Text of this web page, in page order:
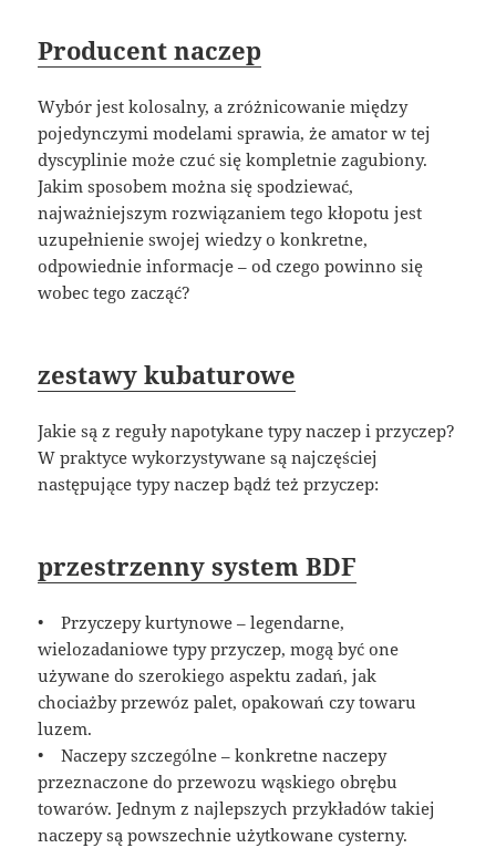
Producent naczep
Wybór jest kolosalny, a zróżnicowanie między
pojedynczymi modelami sprawia, że amator w tej
dyscyplinie może czuć się kompletnie zagubiony.
Jakim sposobem można się spodziewać,
najważniejszym rozwiązaniem tego kłopotu jest
uzupełnienie swojej wiedzy o konkretne,
odpowiednie informacje – od czego powinno się
wobec tego zacząć?
zestawy kubaturowe
Jakie są z reguły napotykane typy naczep i przyczep?
W praktyce wykorzystywane są najczęściej
następujące typy naczep bądź też przyczep:
przestrzenny system BDF
• Przyczepy kurtynowe – legendarne,
wielozadaniowe typy przyczep, mogą być one
używane do szerokiego aspektu zadań, jak
chociażby przewóz palet, opakowań czy towaru
luzem.
• Naczepy szczególne – konkretne naczepy
przeznaczone do przewozu wąskiego obrębu
towarów. Jednym z najlepszych przykładów takiej
naczepy są powszechnie użytkowane cysterny.